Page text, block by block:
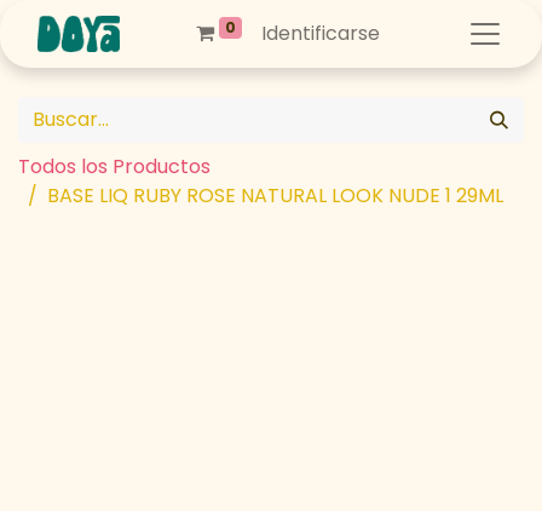
0 Identificarse
Todos los Productos
BASE LIQ RUBY ROSE NATURAL LOOK NUDE 1 29ML